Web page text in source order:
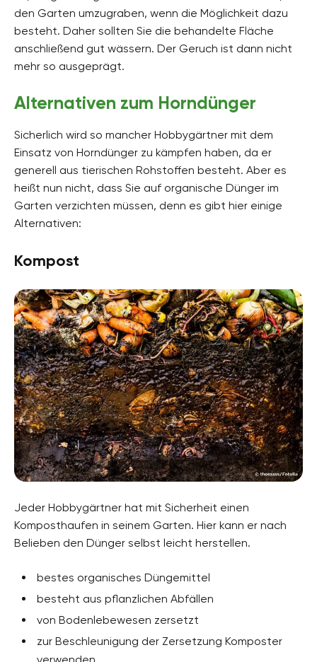
den Garten umzugraben, wenn die Möglichkeit dazu
besteht. Daher sollten Sie die behandelte Fläche
anschließend gut wässern. Der Geruch ist dann nicht
mehr so ausgeprägt.
Alternativen zum Horndünger
Sicherlich wird so mancher Hobbygärtner mit dem
Einsatz von Horndünger zu kämpfen haben, da er
generell aus tierischen Rohstoffen besteht. Aber es
heißt nun nicht, dass Sie auf organische Dünger im
Garten verzichten müssen, denn es gibt hier einige
Alternativen:
Kompost
Jeder Hobbygärtner hat mit Sicherheit einen
Komposthaufen in seinem Garten. Hier kann er nach
Belieben den Dünger selbst leicht herstellen.
bestes organisches Düngemittel
besteht aus pflanzlichen Abfällen
von Bodenlebewesen zersetzt
zur Beschleunigung der Zersetzung Komposter